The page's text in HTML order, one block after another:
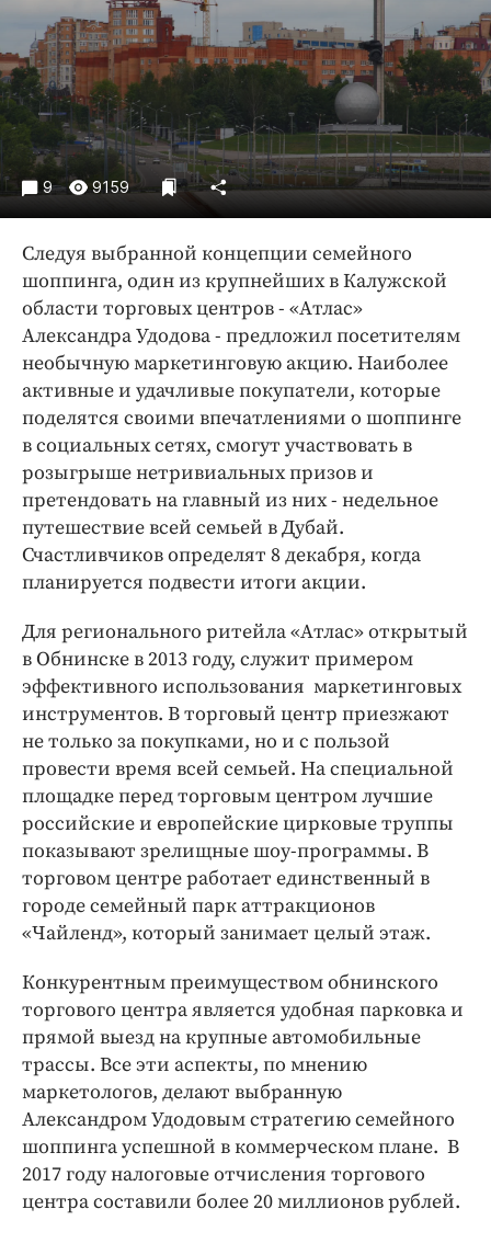
Праздники
Происшествия
Спорт
Экономика и бизнес
ПРОЕКТЫ
Блоги
Издания
Медиаперсона
Интересное чтиво
Клиника года
Бренд года
Работодатель года
9 9159
Следуя выбранной концепции семейного
шоппинга, один из крупнейших в Калужской
области торговых центров - «Атлас»
Александра Удодова - предложил посетителям
необычную маркетинговую акцию. Наиболее
активные и удачливые покупатели, которые
поделятся своими впечатлениями о шоппинге
в социальных сетях, смогут участвовать в
розыгрыше нетривиальных призов и
претендовать на главный из них - недельное
путешествие всей семьей в Дубай.
Счастливчиков определят 8 декабря, когда
планируется подвести итоги акции.
Для регионального ритейла «Атлас» открытый
в Обнинске в 2013 году, служит примером
эффективного использования маркетинговых
инструментов. В торговый центр приезжают
не только за покупками, но и с пользой
провести время всей семьей. На специальной
площадке перед торговым центром лучшие
российские и европейские цирковые труппы
показывают зрелищные шоу-программы. В
торговом центре работает единственный в
городе семейный парк аттракционов
«Чайленд», который занимает целый этаж.
Конкурентным преимуществом обнинского
торгового центра является удобная парковка и
прямой выезд на крупные автомобильные
трассы. Все эти аспекты, по мнению
маркетологов, делают выбранную
Александром Удодовым стратегию семейного
шоппинга успешной в коммерческом плане. В
2017 году налоговые отчисления торгового
центра составили более 20 миллионов рублей.